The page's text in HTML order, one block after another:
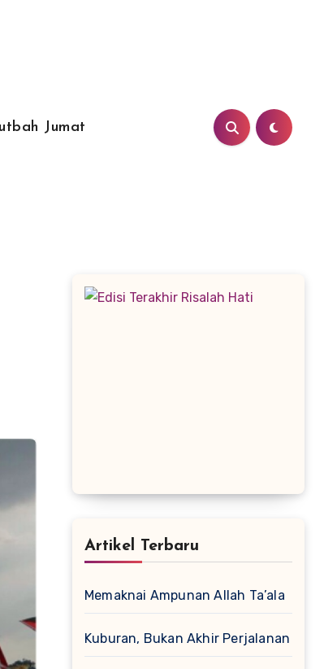
Jumat
Artikel Terbaru
Memaknai Ampunan Allah Ta’ala
Kuburan, Bukan Akhir Perjalanan